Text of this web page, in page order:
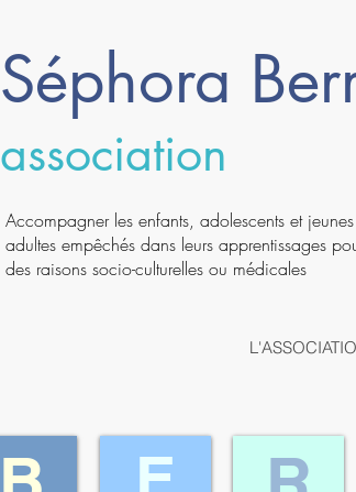
Séphora
association
Accompagner les enfants, adolescents et jeunes
adultes empêchés dans leurs apprentissages
des raisons socio-culturelles ou médicales